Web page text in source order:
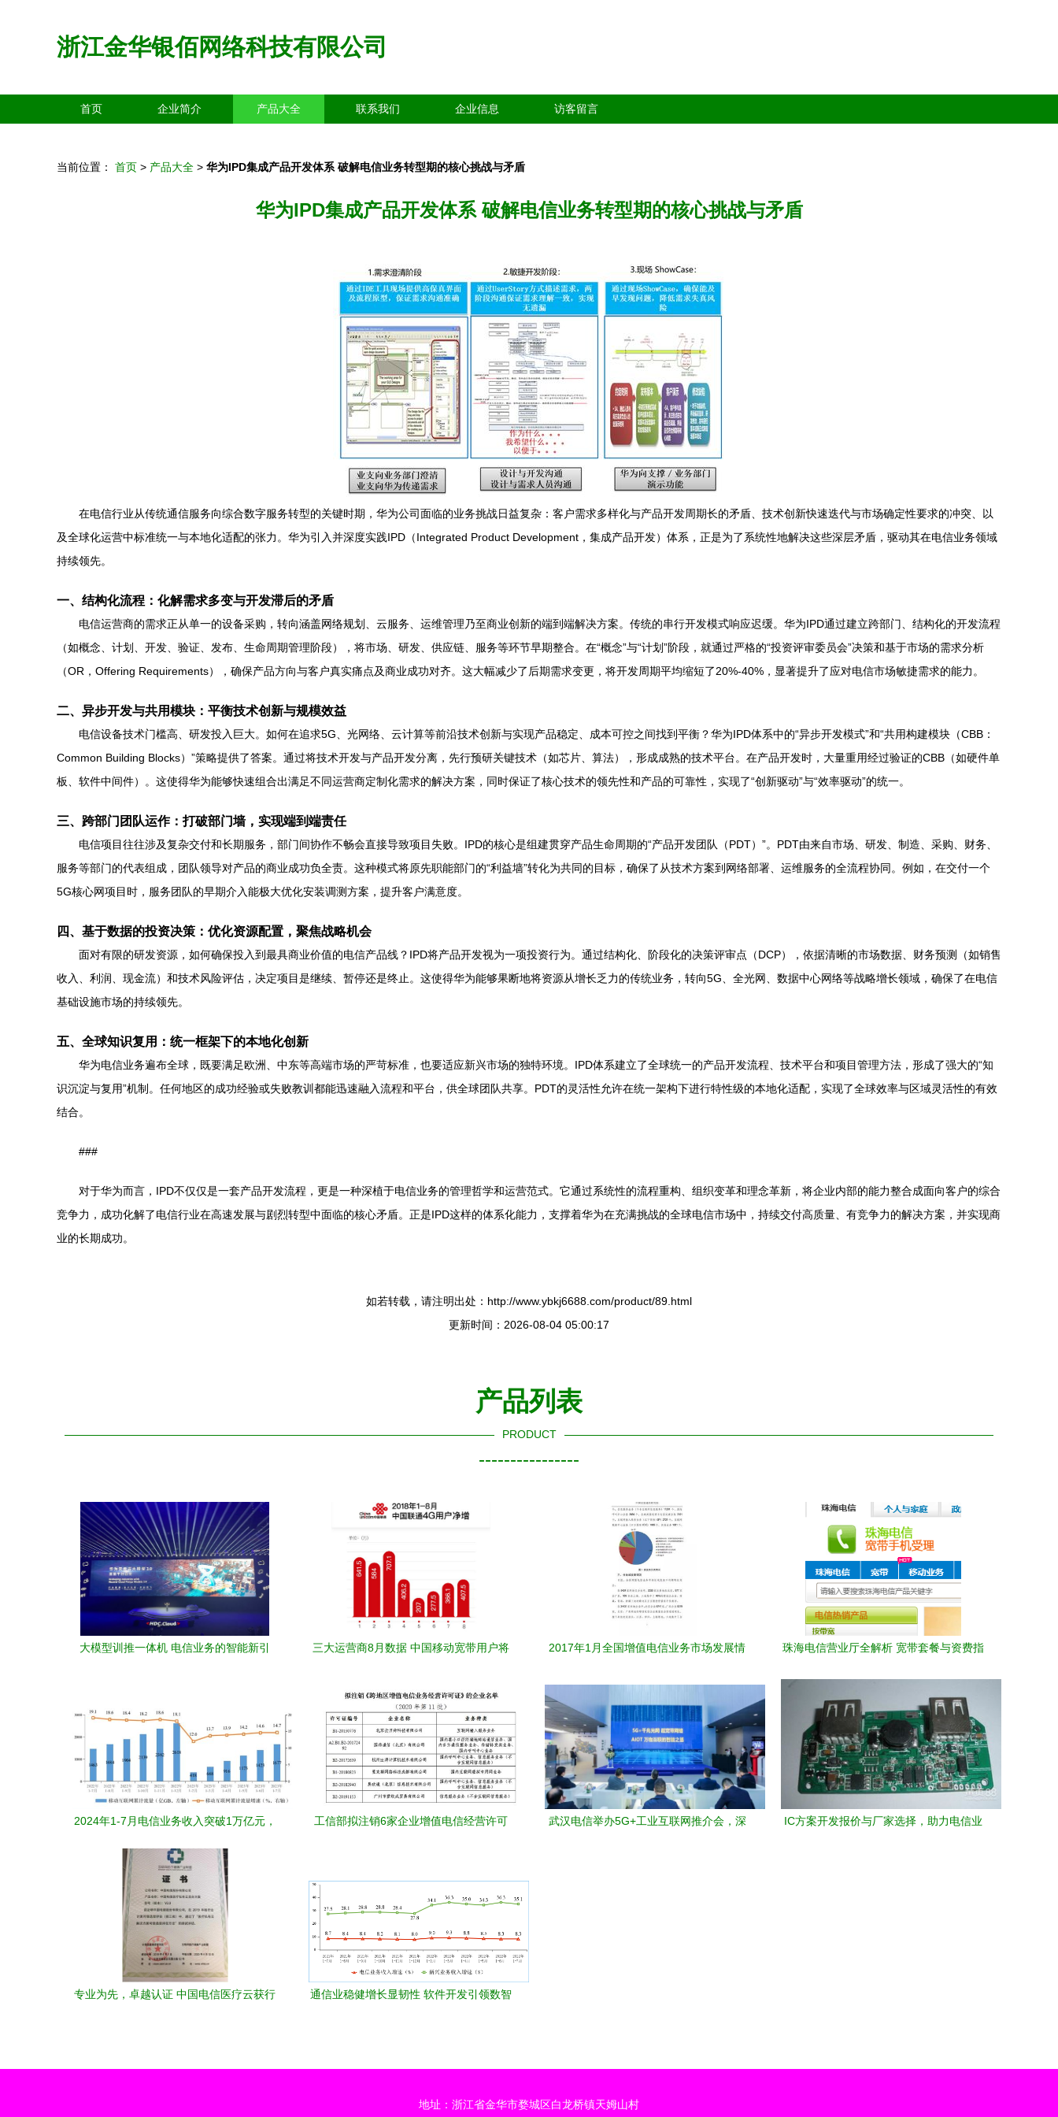
浙江金华银佰网络科技有限公司
首页 企业简介 产品大全 联系我们 企业信息 访客留言
当前位置： 首页 > 产品大全 > 华为IPD集成产品开发体系 破解电信业务转型期的核心挑战与矛盾
华为IPD集成产品开发体系 破解电信业务转型期的核心挑战与矛盾
在电信行业从传统通信服务向综合数字服务转型的关键时期，华为公司面临的业务挑战日益复杂：客户需求多样化与产品开发周期长的矛盾、技术创新快速迭代与市场确定性要求的冲突、以
及全球化运营中标准统一与本地化适配的张力。华为引入并深度实践IPD（Integrated Product Development，集成产品开发）体系，正是为了系统性地解决这些深层矛盾，驱动其在电信业务领域
持续领先。
一、结构化流程：化解需求多变与开发滞后的矛盾
电信运营商的需求正从单一的设备采购，转向涵盖网络规划、云服务、运维管理乃至商业创新的端到端解决方案。传统的串行开发模式响应迟缓。华为IPD通过建立跨部门、结构化的开发流程
（如概念、计划、开发、验证、发布、生命周期管理阶段），将市场、研发、供应链、服务等环节早期整合。在“概念”与“计划”阶段，就通过严格的“投资评审委员会”决策和基于市场的需求分析
（OR，Offering Requirements），确保产品方向与客户真实痛点及商业成功对齐。这大幅减少了后期需求变更，将开发周期平均缩短了20%-40%，显著提升了应对电信市场敏捷需求的能力。
二、异步开发与共用模块：平衡技术创新与规模效益
电信设备技术门槛高、研发投入巨大。如何在追求5G、光网络、云计算等前沿技术创新与实现产品稳定、成本可控之间找到平衡？华为IPD体系中的“异步开发模式”和“共用构建模块（CBB：
Common Building Blocks）”策略提供了答案。通过将技术开发与产品开发分离，先行预研关键技术（如芯片、算法），形成成熟的技术平台。在产品开发时，大量重用经过验证的CBB（如硬件单
板、软件中间件）。这使得华为能够快速组合出满足不同运营商定制化需求的解决方案，同时保证了核心技术的领先性和产品的可靠性，实现了“创新驱动”与“效率驱动”的统一。
三、跨部门团队运作：打破部门墙，实现端到端责任
电信项目往往涉及复杂交付和长期服务，部门间协作不畅会直接导致项目失败。IPD的核心是组建贯穿产品生命周期的“产品开发团队（PDT）”。PDT由来自市场、研发、制造、采购、财务、
服务等部门的代表组成，团队领导对产品的商业成功负全责。这种模式将原先职能部门的“利益墙”转化为共同的目标，确保了从技术方案到网络部署、运维服务的全流程协同。例如，在交付一个
5G核心网项目时，服务团队的早期介入能极大优化安装调测方案，提升客户满意度。
四、基于数据的投资决策：优化资源配置，聚焦战略机会
面对有限的研发资源，如何确保投入到最具商业价值的电信产品线？IPD将产品开发视为一项投资行为。通过结构化、阶段化的决策评审点（DCP），依据清晰的市场数据、财务预测（如销售
收入、利润、现金流）和技术风险评估，决定项目是继续、暂停还是终止。这使得华为能够果断地将资源从增长乏力的传统业务，转向5G、全光网、数据中心网络等战略增长领域，确保了在电信
基础设施市场的持续领先。
五、全球知识复用：统一框架下的本地化创新
华为电信业务遍布全球，既要满足欧洲、中东等高端市场的严苛标准，也要适应新兴市场的独特环境。IPD体系建立了全球统一的产品开发流程、技术平台和项目管理方法，形成了强大的“知
识沉淀与复用”机制。任何地区的成功经验或失败教训都能迅速融入流程和平台，供全球团队共享。PDT的灵活性允许在统一架构下进行特性级的本地化适配，实现了全球效率与区域灵活性的有效
结合。
###
对于华为而言，IPD不仅仅是一套产品开发流程，更是一种深植于电信业务的管理哲学和运营范式。它通过系统性的流程重构、组织变革和理念革新，将企业内部的能力整合成面向客户的综合
竞争力，成功化解了电信行业在高速发展与剧烈转型中面临的核心矛盾。正是IPD这样的体系化能力，支撑着华为在充满挑战的全球电信市场中，持续交付高质量、有竞争力的解决方案，并实现商
业的长期成功。
如若转载，请注明出处：http://www.ybkj6688.com/product/89.html
更新时间：2026-08-04 05:00:17
产品列表
PRODUCT
----------------
大模型训推一体机 电信业务的智能新引
三大运营商8月数据 中国移动宽带用户将
裂”，为应对碎片化需求，市场开发涌现创
新趋势
2017年1月全国增值电信业务市场发展情
珠海电信营业厅全解析 宽带套餐与资费指
2024年1-7月电信业务收入突破1万亿元，
工信部拟注销6家企业增值电信经营许可
武汉电信举办5G+工业互联网推介会，深
IC方案开发报价与厂家选择，助力电信业
专业为先，卓越认证 中国电信医疗云获行
通信业稳健增长显韧性 软件开发引领数智
地址：浙江省金华市婺城区白龙桥镇天姆山村